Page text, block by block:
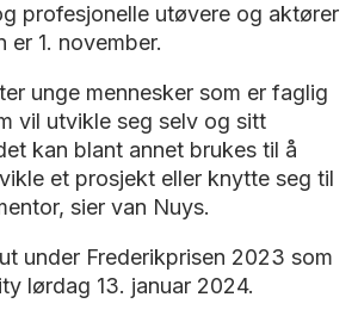
profesjonelle utøvere og aktører
er 1. november.
unge mennesker som er faglig
vil utvikle seg selv og sitt
kan blant annet brukes til å
et prosjekt eller knytte seg til
sier van Nuys.
under Frederikprisen 2023 som
lørdag 13. januar 2024.